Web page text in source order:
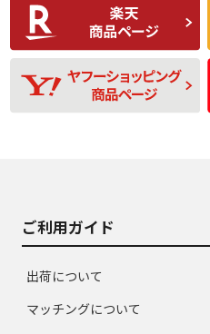
比較的きれいな中古
品
D
使用感や目立つ傷が
あり、一般的な中古
品
ご利用ガイド
出荷について
マッチングについて